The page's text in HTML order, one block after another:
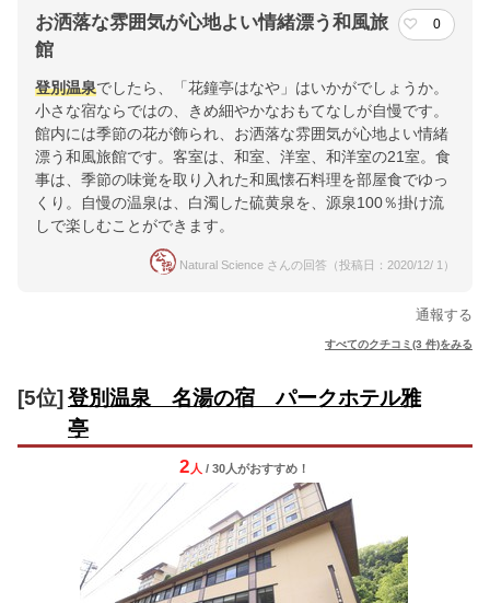
お洒落な雰囲気が心地よい情緒漂う和風旅
館
0
登別温泉でしたら、「花鐘亭はなや」はいかがでしょうか。
小さな宿ならではの、きめ細やかなおもてなしが自慢です。
館内には季節の花が飾られ、お洒落な雰囲気が心地よい情緒
漂う和風旅館です。客室は、和室、洋室、和洋室の21室。食
事は、季節の味覚を取り入れた和風懐石料理を部屋食でゆっ
くり。自慢の温泉は、白濁した硫黄泉を、源泉100％掛け流
しで楽しむことができます。
Natural Science さんの回答（投稿日：2020/12/ 1）
通報する
すべてのクチコミ(3 件)をみる
[5位] 登別温泉 名湯の宿 パークホテル雅
亭
2 人 / 30人がおすすめ！